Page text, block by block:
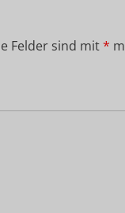
Felder sind mit*